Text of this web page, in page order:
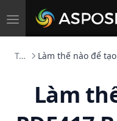
Toggle
navigation
Tác giả Barcode 2D Làm thế nào để
Làm